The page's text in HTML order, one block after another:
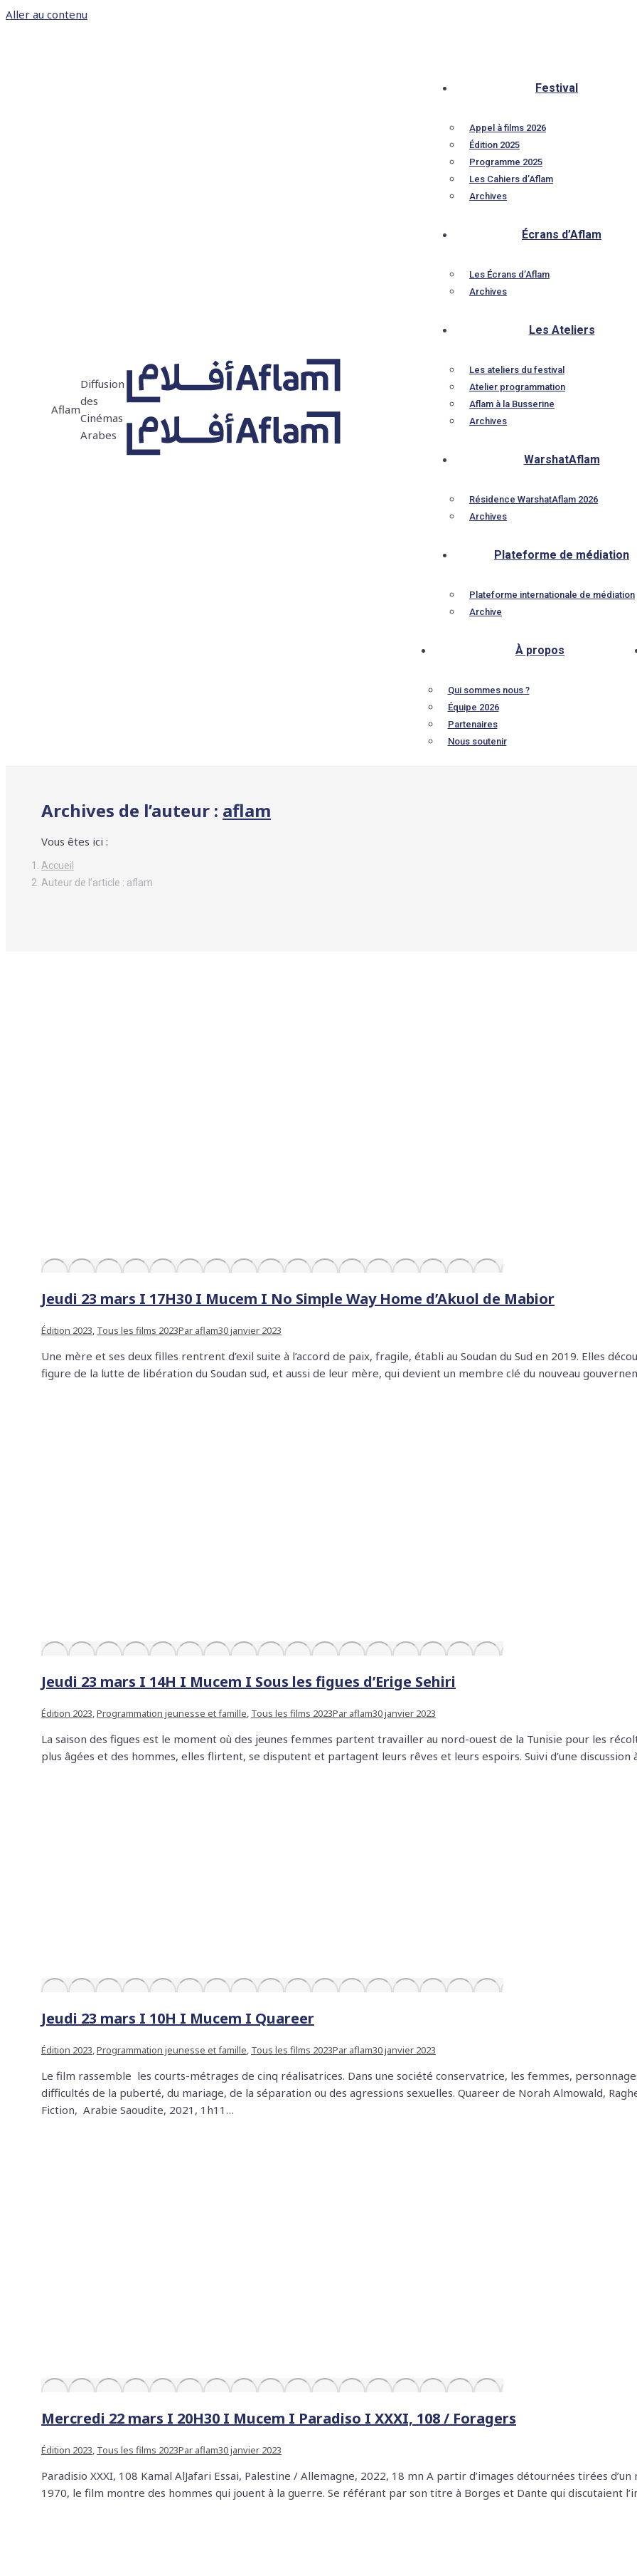
Aller au contenu
Aflam
Diffusion
des
Cinémas
Arabes
Festival
Appel à films 2026
Édition 2025
Programme 2025
Les Cahiers d’Aflam
Archives
Écrans d’Aflam
Les Écrans d’Aflam
Archives
Les Ateliers
Les ateliers du festival
Atelier programmation
Aflam à la Busserine
Archives
WarshatAflam
Résidence WarshatAflam 2026
Archives
Plateforme de médiation
Plateforme internationale de médiation
Archive
À propos
Qui sommes nous ?
Équipe 2026
Partenaires
Nous soutenir
Archives de l’auteur : aflam
Vous êtes ici :
Accueil
Auteur de l’article : aflam
Jeudi 23 mars I 17H30 I Mucem I No Simple Way Home d’Akuol de Mabior
Édition 2023, Tous les films 2023Par aflam30 janvier 2023
Une mère et ses deux filles rentrent d’exil suite à l’accord de paix, fragile, établi au Soudan du Sud en 2019. Elles
figure de la lutte de libération du Soudan sud, et aussi de leur mère, qui devient un membre clé du nouveau
Jeudi 23 mars I 14H I Mucem I Sous les figues d’Erige Sehiri
Édition 2023,Programmation jeunesse et famille, Tous les films 2023Par aflam30 janvier 2023
La saison des figues est le moment où des jeunes femmes partent travailler au nord-ouest de la Tunisie pour les
plus âgées et des hommes, elles flirtent, se disputent et partagent leurs rêves et leurs espoirs. Suivi d’une discussion
Jeudi 23 mars I 10H I Mucem I Quareer
Édition 2023,Programmation jeunesse et famille, Tous les films 2023Par aflam30 janvier 2023
Le film rassemble les courts-métrages de cinq réalisatrices. Dans une société conservatrice, les femmes,
difficultés de la puberté, du mariage, de la séparation ou des agressions sexuelles. Quareer de Norah Almowald,
Fiction, Arabie Saoudite, 2021, 1h11…
Mercredi 22 mars I 20H30 I Mucem I Paradiso I XXXI, 108 / Foragers
Édition 2023, Tous les films 2023Par aflam30 janvier 2023
Paradisio XXXI, 108 Kamal AlJafari Essai, Palestine / Allemagne, 2022, 18 mn A partir d’images détournées tirées
1970, le film montre des hommes qui jouent à la guerre. Se référant par son titre à Borges et Dante qui discutaient